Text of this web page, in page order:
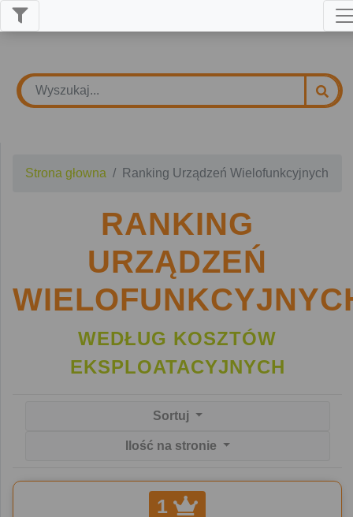
Strona głowna Ranking Urządzeń Wielofunkcyjnych
RANKING
URZĄDZEŃ
WEDŁUG KOSZTÓW
EKSPLOATACYJNYCH
Sortuj
Ilość na stronie
1